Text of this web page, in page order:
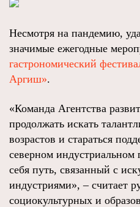
Несмотря на пандемию,
значимые ежегодные
гастрономический
Аргиш».
«Команда Агентства
продолжать искать
возрастов и стараться
северном индустриальном
себя путь, связанный с
индустриями», – считает
социокультурных и